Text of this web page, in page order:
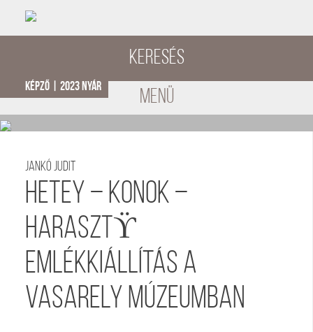
Keresés
menü
képző | 2023 nyár
Jankó Judit
HETEY – KONOK –
HARASZTϔ
emlékkiállítás a
Vasarely Múzeumban